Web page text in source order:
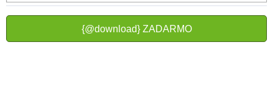
{@download} ZADARMO